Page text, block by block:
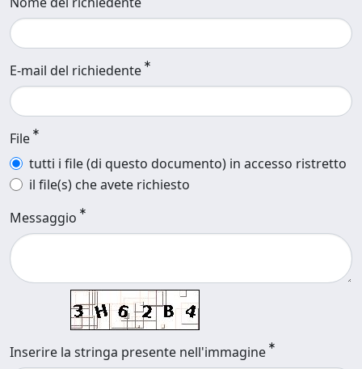
E-mail del richiedente
File
tutti i file (di questo documento) in accesso ristretto
il file(s) che avete richiesto
Messaggio
Inserire la stringa presente nell'immagine